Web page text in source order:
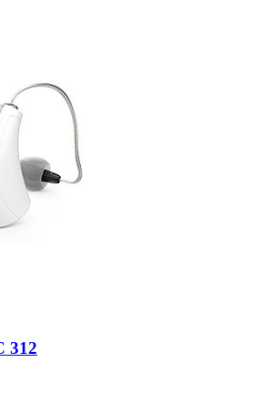
Pure BCT IX
R LI 7
filters Filters
is het nieuwste hoortoestel van Signia.
312